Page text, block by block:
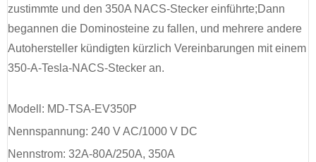
zustimmte und den 350A NACS-Stecker einführte;Dann
begannen die Dominosteine ​​zu fallen, und mehrere andere
Autohersteller kündigten kürzlich Vereinbarungen mit einem
350-A-Tesla-NACS-Stecker an.
Modell: MD-TSA-EV350P
Nennspannung: 240 V AC/1000 V DC
Nennstrom: 32A-80A/250A, 350A